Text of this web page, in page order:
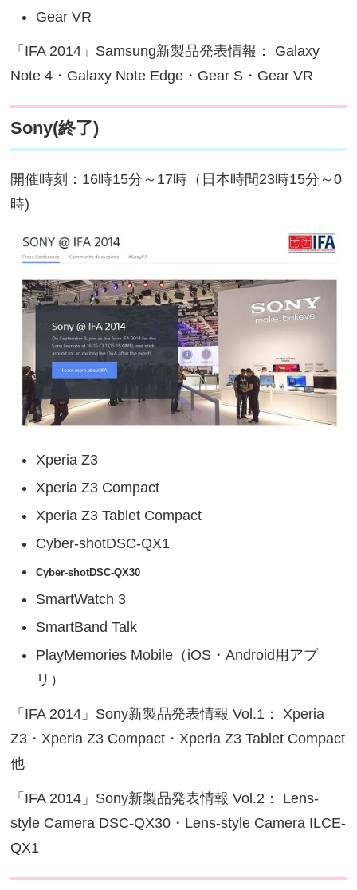
Gear VR
「IFA 2014」Samsung新製品発表情報： Galaxy
Note 4・Galaxy Note Edge・Gear S・Gear VR
Sony(終了)
開催時刻：16時15分～17時（日本時間23時15分～0
時)
Xperia Z3
Xperia Z3 Compact
Xperia Z3 Tablet Compact
Cyber-shotDSC-QX1
Cyber-shotDSC-QX30
SmartWatch 3
SmartBand Talk
PlayMemories Mobile（iOS・Android用アプ
リ）
「IFA 2014」Sony新製品発表情報 Vol.1： Xperia
Z3・Xperia Z3 Compact・Xperia Z3 Tablet Compact
他
「IFA 2014」Sony新製品発表情報 Vol.2： Lens-
style Camera DSC-QX30・Lens-style Camera ILCE-
QX1